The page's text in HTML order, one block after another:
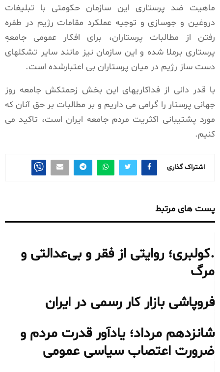
ماهیت ضد پرستاری این سازمان حکومتی با تبلیغات
دروغین و جوسازی و توجیه عملکرد مقامات رژیم در طفره
رفتن از مطالبات پرستاران، برای افکار عمومی جامعهِ
پرستاری برملا شده و این سازمان نیز مانند سایر تشکلهای
دست ساز رژیم در میان پرستاران بی اعتبارشده است.
با قدر دانی از فداکاریهای این بخش زحمتکش جامعه روز
جهانی پرستار را گرامی می داریم و بر مطالبات بر حق آنان که
مورد پشتیبانی اکثریت مردم جامعه ایران است، تاکید می
کنیم.
اشتراک گذاری
پست های مرتبط
.کولبری؛ روایتی از فقر و بی‌عدالتی و
مرگ
فروپاشی بازار کار رسمی در ایران
شانزدهم مرداد؛ یادآور قدرت مردم و
ضرورت اعتصاب سیاسی عمومی